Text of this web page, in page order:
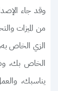
من الميزات
الزي الخاص
الخاص بك،
يناسبك،